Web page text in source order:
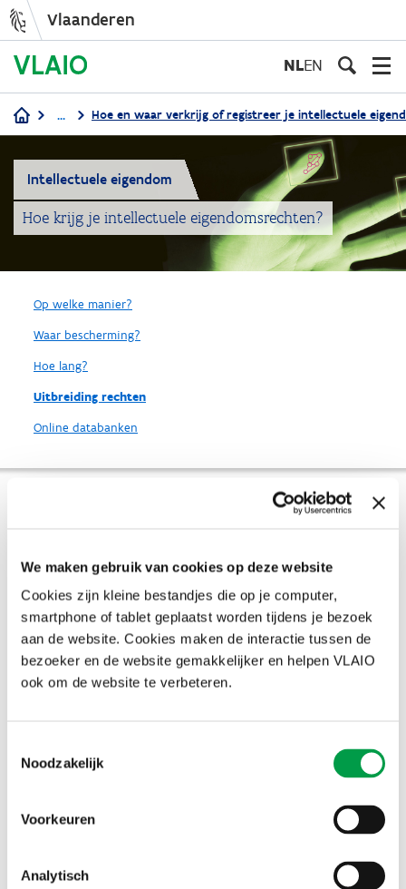
We maken gebruik van cookies op deze website
Cookies zijn kleine bestandjes die op je computer,
smartphone of tablet geplaatst worden tijdens je bezoek
aan de website. Cookies maken de interactie tussen de
bezoeker en de website gemakkelijker en helpen VLAIO
ook om de website te verbeteren.
Noodzakelijk
Voorkeuren
Analytisch
inhoud
Vlaanderen
NLEN
Kruimelpad
... Hoe en waar verkrijg of registreer je intellectuele
Intellectuele eigendom
Hoe krijg je intellectuele eigendomsrechten?
Op welke manier?
Waar bescherming?
Hoe lang?
Uitbreiding rechten
Online databanken
Uitbreiding van bestaande IE-rechten
nieuwe geografische markten? Dan kan het nodig zijn om je
bestaande rechten uit te breiden.
De eerste stap is nagaan of dat nog kan. Een octrooi kan je
bijvoorbeeld enkel uitbreiden naar andere landen als je aanvraag
maximaal één jaar geleden gebeurde. Een merkbescherming kan je
altijd uitbreiden, als je merk voldoet aan de voorwaarden en nog
vrij is in de landen waarnaar je je bescherming wil uitbreiden.
Ja